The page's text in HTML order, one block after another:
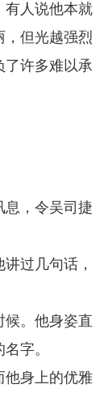
有人说他本就
，但光越强烈
了许多难以承
息，令吴司捷
过几句话，
候。他身姿直
字。
他身上的优雅